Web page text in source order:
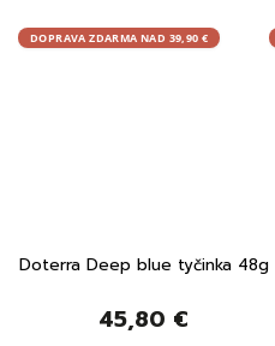
DOPRAVA ZDARMA NAD 39,90 €
Doterra Deep blue tyčinka 48g
45,80 €